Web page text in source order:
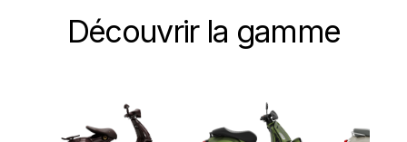
Découvrir la gamme